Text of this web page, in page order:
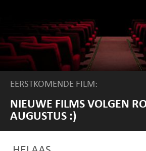
EERSTKOMENDE FILM:
NIEUWE FILMS VOLGEN
AUGUSTUS :)